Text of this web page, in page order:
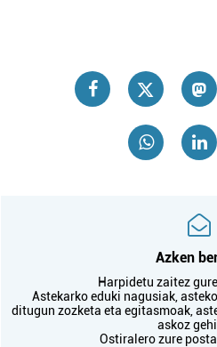
Azken
Harpidetu zaitez
Astekarko eduki nagusiak,
ditugun zozketa eta egitasmoak,
askoz
Ostiralero zure